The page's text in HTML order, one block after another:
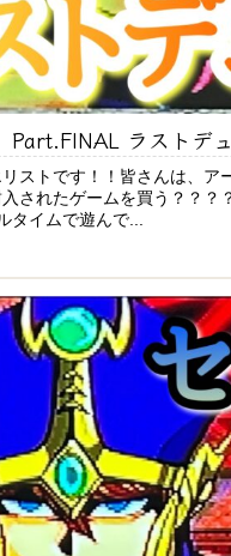
Part.FINAL ラストデ
ストです！！皆さんは、
されたゲームを買う？？
タイムで遊んで...